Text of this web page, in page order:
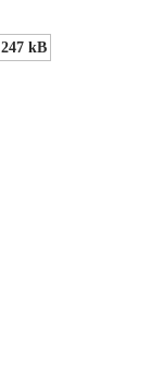
247 kB